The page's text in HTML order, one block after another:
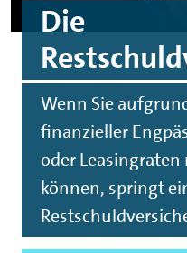
Die
Wenn Sie
finanzieller
oder
können, springt